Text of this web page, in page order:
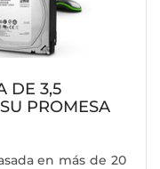
DE 3,5
PROMESA
en más de 20